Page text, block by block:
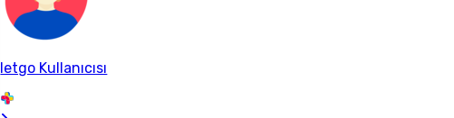
letgo Kullanıcısı